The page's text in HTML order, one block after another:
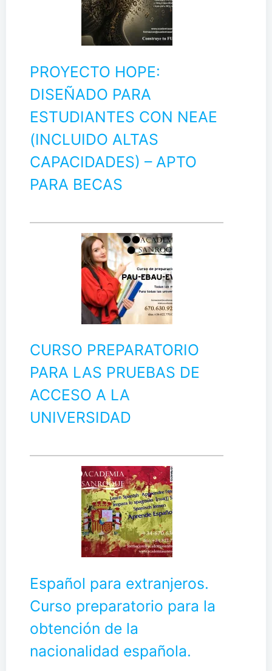
PROYECTO HOPE:
DISEÑADO PARA
ESTUDIANTES CON NEAE
(INCLUIDO ALTAS
CAPACIDADES) – APTO
PARA BECAS
CURSO PREPARATORIO
PARA LAS PRUEBAS DE
ACCESO A LA
UNIVERSIDAD
Español para extranjeros.
Curso preparatorio para la
obtención de la
nacionalidad española.